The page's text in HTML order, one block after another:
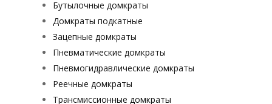
Бутылочные домкраты
Домкраты подкатные
Зацепные домкраты
Пневматические домкраты
Пневмогидравлические домкраты
Реечные домкраты
Трансмиссионные домкраты